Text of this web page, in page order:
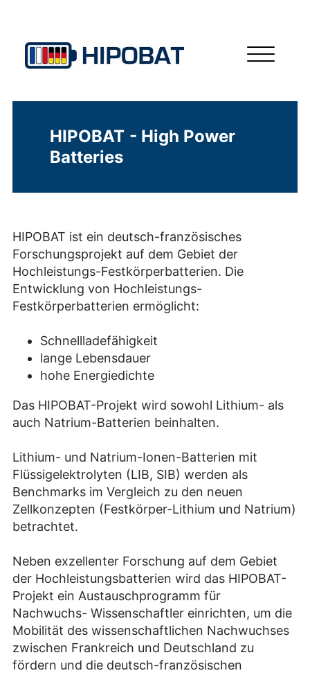
HIPOBAT - High Power
Batteries
HIPOBAT ist ein deutsch-französisches
Forschungsprojekt auf dem Gebiet der
Hochleistungs-Festkörperbatterien. Die
Entwicklung von Hochleistungs-
Festkörperbatterien ermöglicht:
Schnellladefähigkeit
lange Lebensdauer
hohe Energiedichte
Das HIPOBAT-Projekt wird sowohl Lithium- als
auch Natrium-Batterien beinhalten.
Lithium- und Natrium-Ionen-Batterien mit
Flüssigelektrolyten (LIB, SIB) werden als
Benchmarks im Vergleich zu den neuen
Zellkonzepten (Festkörper-Lithium und Natrium)
betrachtet.
Neben exzellenter Forschung auf dem Gebiet
der Hochleistungsbatterien wird das HIPOBAT-
Projekt ein Austauschprogramm für
Nachwuchs- Wissenschaftler einrichten, um die
Mobilität des wissenschaftlichen Nachwuchses
zwischen Frankreich und Deutschland zu
fördern und die deutsch-französischen